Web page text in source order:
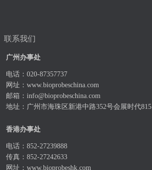
联系我们
广州办事处
电话：020-87357737
网址： www.bioprobeschina.com
邮箱： info@bioprobeschina.com
地址：广州市海珠区新港中路352号会展时代815
香港办事处
电话：852-27239888
传真：852-27242633
网址： www.bioprobeshk.com